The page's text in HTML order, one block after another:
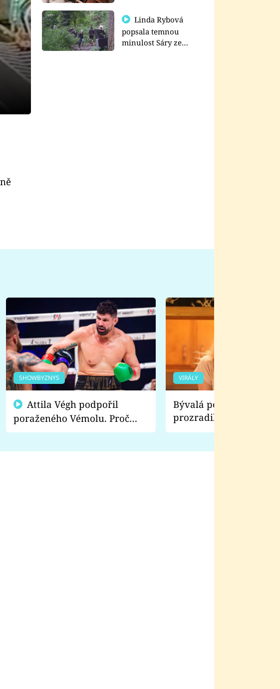
Linda Rybová
popsala temnou
minulost Sáry ze
SHOWBYZNYS
poraženého Vémolu. Proč
chce raději zápasit s ním než
VIRÁLY
Bývalá pornoherečka
prozradila, co ji
natáčení Euforie.